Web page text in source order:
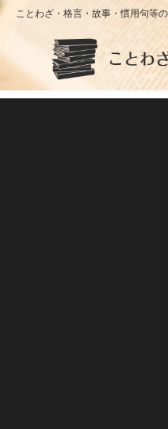
ことわざ・格言・故事・慣用句等